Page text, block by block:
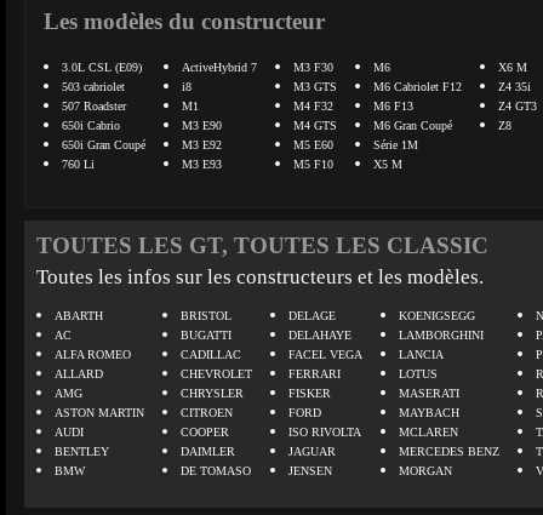
Les modèles du constructeur
3.0L CSL (E09)
503 cabriolet
507 Roadster
650i Cabrio
650i Gran Coupé
760 Li
ActiveHybrid 7
i8
M1
M3 E90
M3 E92
M3 E93
M3 F30
M3 GTS
M4 F32
M4 GTS
M5 E60
M5 F10
M6
M6 Cabriolet F12
M6 F13
M6 Gran Coupé
Série 1M
X5 M
X6 M
Z4 35i
Z4 GT3
Z8
TOUTES LES GT, TOUTES LES CLASSIC
Toutes les infos sur les constructeurs et les modèles.
ABARTH
AC
ALFA ROMEO
ALLARD
AMG
ASTON MARTIN
AUDI
BENTLEY
BMW
BRISTOL
BUGATTI
CADILLAC
CHEVROLET
CHRYSLER
CITROEN
COOPER
DAIMLER
DE TOMASO
DELAGE
DELAHAYE
FACEL VEGA
FERRARI
FISKER
FORD
ISO RIVOLTA
JAGUAR
JENSEN
KOENIGSEGG
LAMBORGHINI
LANCIA
LOTUS
MASERATI
MAYBACH
MCLAREN
MERCEDES BENZ
MORGAN